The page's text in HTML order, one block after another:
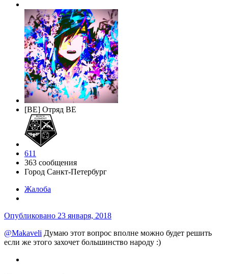
[BE] Отряд BE
611
363 сообщения
Город Санкт-Петербург
Жалоба
Опубликовано 23 января, 2018
@Makaveli Думаю этот вопрос вполне можно будет решить
если же этого захочет большинство народу :)